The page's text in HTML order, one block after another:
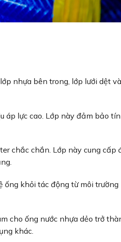
nhựa bên trong, lớp lưới dệt và
áp lực cao. Lớp này đảm bảo
chắc chắn. Lớp này cung cấp
ống khỏi tác động từ môi trường
cho ống nước nhựa dẻo trở
khác.